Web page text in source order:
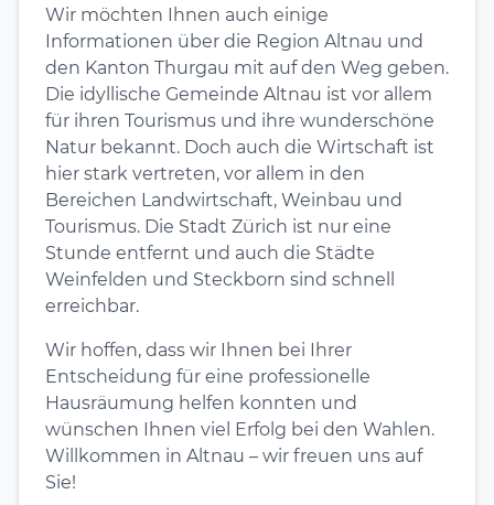
Wir möchten Ihnen auch einige
Informationen über die Region Altnau und
den Kanton Thurgau mit auf den Weg geben.
Die idyllische Gemeinde Altnau ist vor allem
für ihren Tourismus und ihre wunderschöne
Natur bekannt. Doch auch die Wirtschaft ist
hier stark vertreten, vor allem in den
Bereichen Landwirtschaft, Weinbau und
Tourismus. Die Stadt Zürich ist nur eine
Stunde entfernt und auch die Städte
Weinfelden und Steckborn sind schnell
erreichbar.
Wir hoffen, dass wir Ihnen bei Ihrer
Entscheidung für eine professionelle
Hausräumung helfen konnten und
wünschen Ihnen viel Erfolg bei den Wahlen.
Willkommen in Altnau – wir freuen uns auf
Sie!